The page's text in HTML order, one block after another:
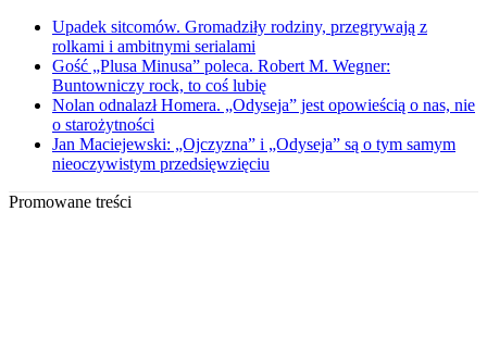
Upadek sitcomów. Gromadziły rodziny, przegrywają z
rolkami i ambitnymi serialami
Gość „Plusa Minusa” poleca. Robert M. Wegner:
Buntowniczy rock, to coś lubię
Nolan odnalazł Homera. „Odyseja” jest opowieścią o nas, nie
o starożytności
Jan Maciejewski: „Ojczyzna” i „Odyseja” są o tym samym
nieoczywistym przedsięwzięciu
Promowane treści